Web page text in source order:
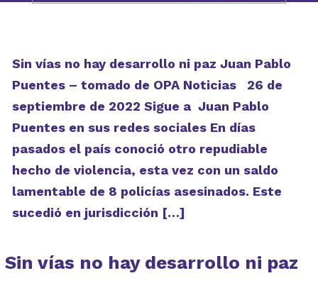
Sin vías no hay desarrollo ni paz Juan Pablo
Puentes – tomado de OPA Noticias 26 de
septiembre de 2022 Sigue a Juan Pablo
Puentes en sus redes sociales En días
pasados el país conoció otro repudiable
hecho de violencia, esta vez con un saldo
lamentable de 8 policías asesinados. Este
sucedió en jurisdicción […]
Sin vías no hay desarrollo ni paz